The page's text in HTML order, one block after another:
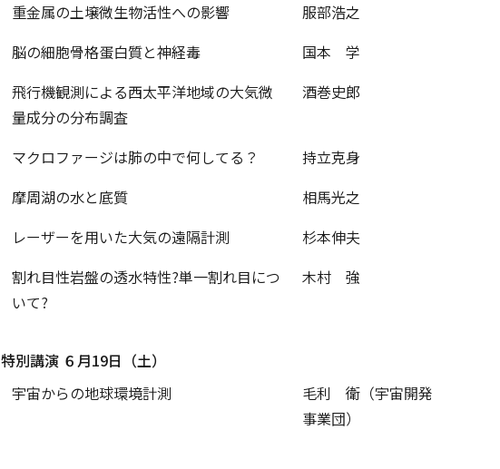
重金属の土壌微生物活性への影響
服部浩之
脳の細胞骨格蛋白質と神経毒
国本 学
飛行機観測による西太平洋地域の大気微
量成分の分布調査
酒巻史郎
マクロファージは肺の中で何してる？
持立克身
摩周湖の水と底質
相馬光之
レーザーを用いた大気の遠隔計測
杉本伸夫
割れ目性岩盤の透水特性?単一割れ目につ
いて?
木村 強
特別講演 ６月19日（土）
宇宙からの地球環境計測
毛利 衛（宇宙開発
事業団）